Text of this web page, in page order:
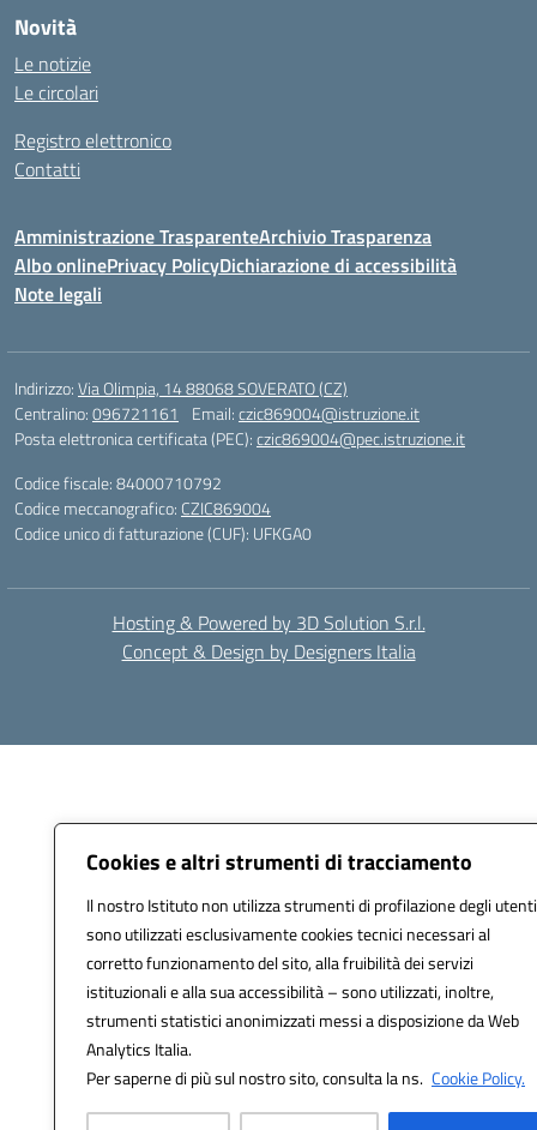
Cookies e altri strumenti di tracciamento
Il nostro Istituto non utilizza strumenti di profilazione degli
sono utilizzati esclusivamente cookies tecnici necessari al
corretto funzionamento del sito, alla fruibilità dei servizi
istituzionali e alla sua accessibilità – sono utilizzati, inoltre,
strumenti statistici anonimizzati messi a disposizione da Web
Analytics Italia.
Per saperne di più sul nostro sito, consulta la ns. Cookie Policy.
Novità
Le notizie
Le circolari
Registro elettronico
Contatti
Amministrazione TrasparenteArchivio Trasparenza
Albo onlinePrivacy PolicyDichiarazione di accessibilità
Note legali
Indirizzo:Via Olimpia, 14 88068 SOVERATO (CZ)
Centralino:096721161 Email:czic869004@istruzione.it
Posta elettronica certificata (PEC):czic869004@pec.istruzione.it
Codice fiscale: 84000710792
Codice meccanografico: CZIC869004
Codice unico di fatturazione (CUF): UFKGA0
Hosting & Powered by 3D Solution S.r.l.
Concept & Design by Designers Italia